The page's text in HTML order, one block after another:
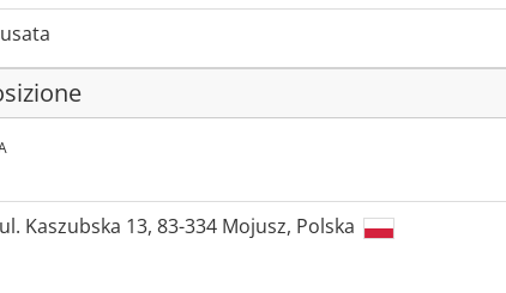
usata
ul. Kaszubska 13, 83-334 Mojusz, Polska